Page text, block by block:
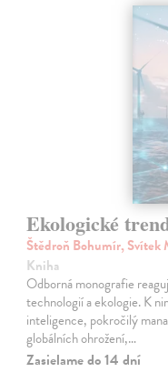
Ekologické
Štědroň Bohumír, Svítek
Kniha
Odborná monografie
technologií a ekologie. K
inteligence, pokročilý
globálních ohrožení,…
Zasielame do 14 dní